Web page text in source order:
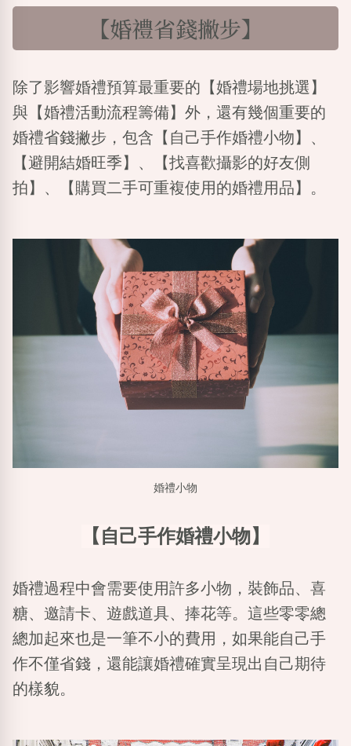
【婚禮省錢撇步】
除了影響婚禮預算最重要的【婚禮場地挑選】
與【婚禮活動流程籌備】外，還有幾個重要的
婚禮省錢撇步，包含【自己手作婚禮小物】、
【避開結婚旺季】、【找喜歡攝影的好友側
拍】、【購買二手可重複使用的婚禮用品】。
婚禮小物
【自己手作婚禮小物】
婚禮過程中會需要使用許多小物，裝飾品、喜
糖、邀請卡、遊戲道具、捧花等。這些零零總
總加起來也是一筆不小的費用，如果能自己手
作不僅省錢，還能讓婚禮確實呈現出自己期待
的樣貌。